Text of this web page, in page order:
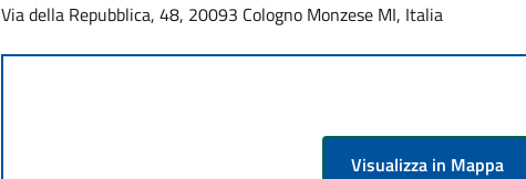
Via della Repubblica, 48, 20093 Cologno Monzese MI, Italia
Visualizza in Mappa